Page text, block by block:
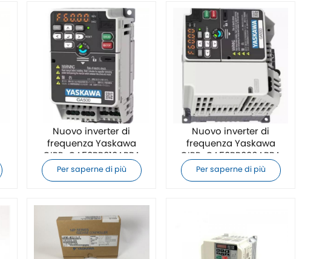
Nuovo inverter di
frequenza Yaskawa
CIPR-GA50BB010ABBA
originale
Per saperne di più
Nuovo inverter di
frequenza Yaskawa
CIPR-GA50BB006ABBA
originale
Per saperne di più